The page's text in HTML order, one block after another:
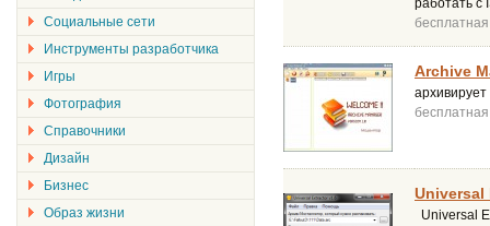
работать с
бесплатная
Archive
бесплатная
Universal
Universal
Социальные сети
Инструменты разработчика
Игры
Фотография
Справочники
Дизайн
Бизнес
Образ жизни